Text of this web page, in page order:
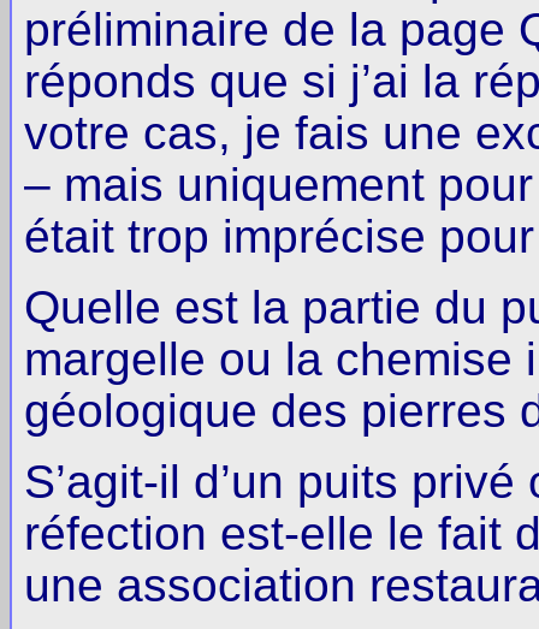
préliminaire de la page
réponds que si j’ai la
votre cas, je fais une
– mais uniquement
était trop imprécise
Quelle est la partie du
margelle ou la chemise
géologique des pierres
S’agit-il d’un puits
réfection est-elle le fait
une association